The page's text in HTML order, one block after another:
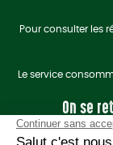
Pour consulter les
Le service
On se